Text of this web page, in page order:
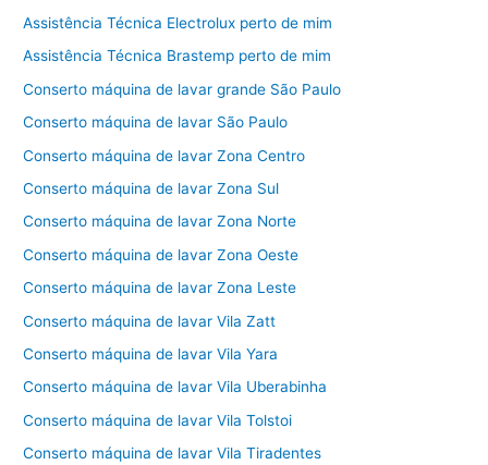
Assistência Técnica Electrolux perto de mim
Assistência Técnica Brastemp perto de mim
Conserto máquina de lavar grande São Paulo
Conserto máquina de lavar São Paulo
Conserto máquina de lavar Zona Centro
Conserto máquina de lavar Zona Sul
Conserto máquina de lavar Zona Norte
Conserto máquina de lavar Zona Oeste
Conserto máquina de lavar Zona Leste
Conserto máquina de lavar Vila Zatt
Conserto máquina de lavar Vila Yara
Conserto máquina de lavar Vila Uberabinha
Conserto máquina de lavar Vila Tolstoi
Conserto máquina de lavar Vila Tiradentes